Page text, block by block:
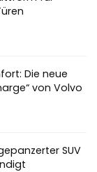
Die neue
von Volvo
SUV